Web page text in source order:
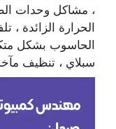
، مشاكل وحدات
الحرارة الزائدة ،
الحاسوب بشكل
سبلاي ، تنظيف